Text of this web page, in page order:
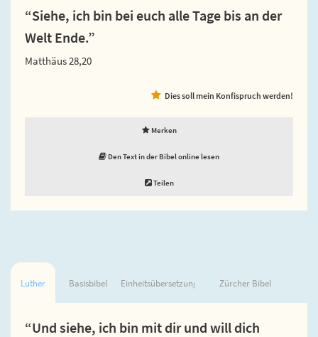
“Siehe, ich bin bei euch alle Tage bis an der
Welt Ende.”
Matthäus 28,20
Dies soll mein Konfispruch werden!
Merken
Den Text in der Bibel online lesen
Teilen
Luther Basisbibel Einheitsübersetzung Zürcher Bibel
“Und siehe, ich bin mit dir und will dich